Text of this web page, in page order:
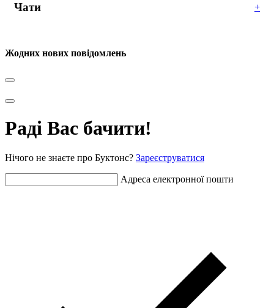
Чати +
Жодних нових повідомлень
Раді Вас бачити!
Нічого не знаєте про Буктонс? Зареєструватися
Адреса електронної пошти